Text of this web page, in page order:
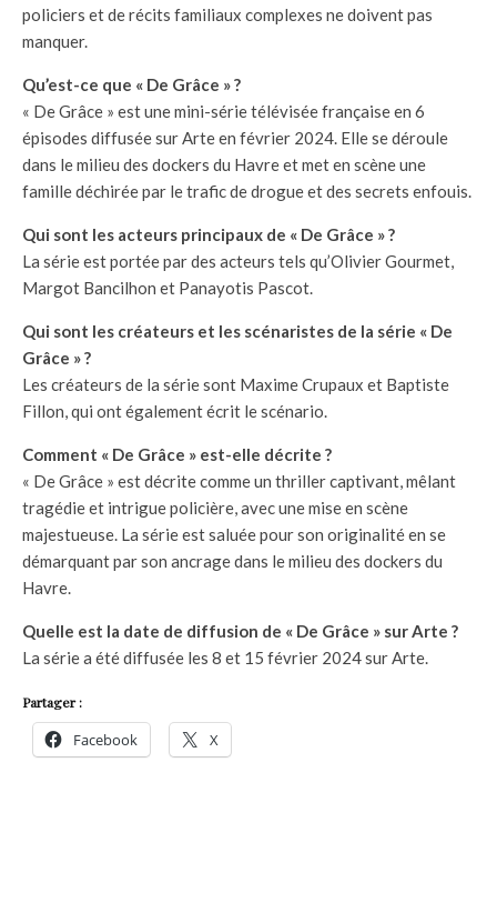
policiers et de récits familiaux complexes ne doivent pas
manquer.
Qu’est-ce que « De Grâce » ?
« De Grâce » est une mini-série télévisée française en 6
épisodes diffusée sur Arte en février 2024. Elle se déroule
dans le milieu des dockers du Havre et met en scène une
famille déchirée par le trafic de drogue et des secrets enfouis.
Qui sont les acteurs principaux de « De Grâce » ?
La série est portée par des acteurs tels qu’Olivier Gourmet,
Margot Bancilhon et Panayotis Pascot.
Qui sont les créateurs et les scénaristes de la série « De
Grâce » ?
Les créateurs de la série sont Maxime Crupaux et Baptiste
Fillon, qui ont également écrit le scénario.
Comment « De Grâce » est-elle décrite ?
« De Grâce » est décrite comme un thriller captivant, mêlant
tragédie et intrigue policière, avec une mise en scène
majestueuse. La série est saluée pour son originalité en se
démarquant par son ancrage dans le milieu des dockers du
Havre.
Quelle est la date de diffusion de « De Grâce » sur Arte ?
La série a été diffusée les 8 et 15 février 2024 sur Arte.
Partager :
Facebook X